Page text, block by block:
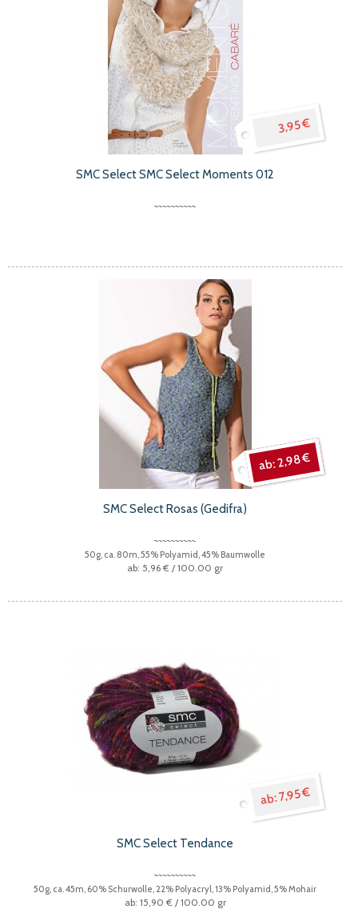
3,95 €
SMC Select SMC Select Moments 012
2,98 €
SMC Select Rosas (Gedifra)
50g, ca. 80m, 55% Polyamid, 45% Baumwolle
5,96 € / 100.00 gr
7,95 €
SMC Select Tendance
50g, ca. 45m, 60% Schurwolle, 22% Polyacryl, 13% Polyamid, 5% Mohair
15,90 € / 100.00 gr